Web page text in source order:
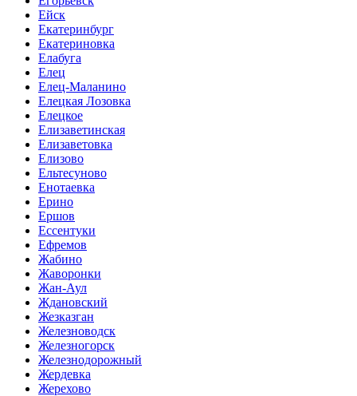
Ейск
Екатеринбург
Екатериновка
Елабуга
Елец
Елец-Маланино
Елецкая Лозовка
Елецкое
Елизаветинская
Елизаветовка
Елизово
Ельтесуново
Енотаевка
Ерино
Ершов
Ессентуки
Ефремов
Жабино
Жаворонки
Жан-Аул
Ждановский
Жезказган
Железноводск
Железногорск
Железнодорожный
Жердевка
Жерехово